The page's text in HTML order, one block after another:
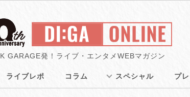
GARAGE発！ライブ・エンタメWEBマガジン
ライブレポ コラム スペシャル プ